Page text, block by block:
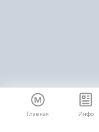
Главная Инфо